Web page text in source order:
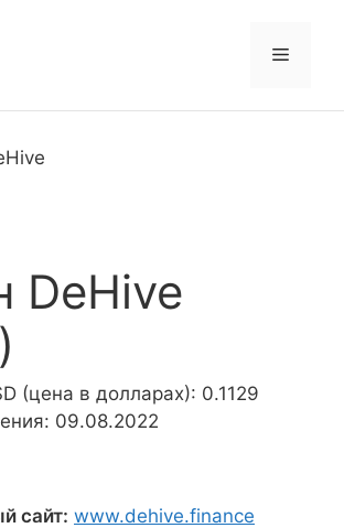
Меню
DeHive
(цена в долларах): 0.1129
09.08.2022
сайт: www.dehive.finance